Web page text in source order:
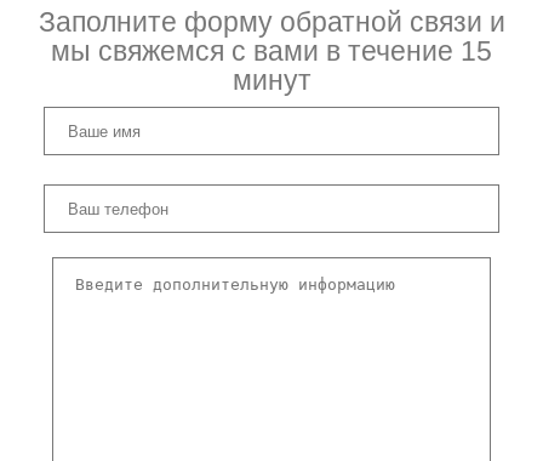
Заполните форму обратной связи и
мы свяжемся с вами в течение 15
минут